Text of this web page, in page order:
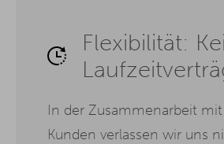
Flexibilität:
In der Zusammenarbeit
Kunden verlassen wir uns